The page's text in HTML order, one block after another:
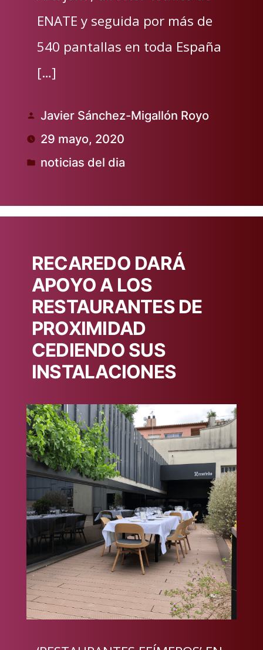
ENATE y seguida por más de
540 pantallas en toda España
[…]
Publicado
por
Javier Sánchez-Migallón Royo
29 mayo, 2020
Publicado
noticias del dia
RECAREDO DARÁ
APOYO A LOS
RESTAURANTES DE
PROXIMIDAD
CEDIENDO SUS
INSTALACIONES